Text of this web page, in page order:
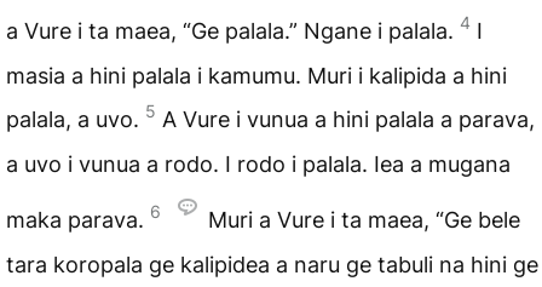
a Vure i ta maea, “Ge palala.” Ngane i palala. 4 I
masia a hini palala i kamumu. Muri i kalipida a hini
palala, a uvo. 5 A Vure i vunua a hini palala a parava,
a uvo i vunua a rodo. I rodo i palala. Iea a mugana
maka parava. 6
Muri a Vure i ta maea, “Ge bele
tara koropala ge kalipidea a naru ge tabuli na hini ge